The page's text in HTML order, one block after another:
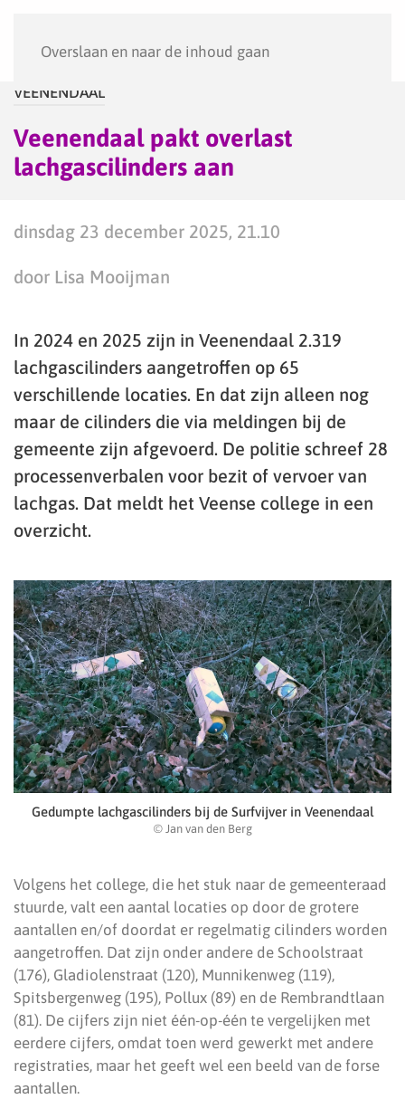
Overslaan en naar de inhoud gaan
VEENENDAAL
Veenendaal pakt overlast
lachgascilinders aan
dinsdag 23 december 2025, 21.10
door Lisa Mooijman
In 2024 en 2025 zijn in Veenendaal 2.319
lachgascilinders aangetroffen op 65
verschillende locaties. En dat zijn alleen nog
maar de cilinders die via meldingen bij de
gemeente zijn afgevoerd. De politie schreef 28
processenverbalen voor bezit of vervoer van
lachgas. Dat meldt het Veense college in een
overzicht.
Gedumpte lachgascilinders bij de Surfvijver in Veenendaal
© Jan van den Berg
Volgens het college, die het stuk naar de gemeenteraad
stuurde, valt een aantal locaties op door de grotere
aantallen en/of doordat er regelmatig cilinders worden
aangetroffen. Dat zijn onder andere de Schoolstraat
(176), Gladiolenstraat (120), Munnikenweg (119),
Spitsbergenweg (195), Pollux (89) en de Rembrandtlaan
(81). De cijfers zijn niet één-op-één te vergelijken met
eerdere cijfers, omdat toen werd gewerkt met andere
registraties, maar het geeft wel een beeld van de forse
aantallen.